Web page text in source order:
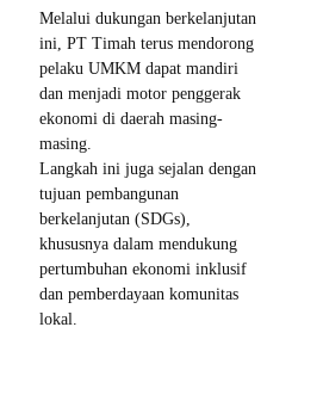
Melalui dukungan berkelanjutan
ini, PT Timah terus mendorong
pelaku UMKM dapat mandiri
dan menjadi motor penggerak
ekonomi di daerah masing-
masing.
Langkah ini juga sejalan dengan
tujuan pembangunan
berkelanjutan (SDGs),
khususnya dalam mendukung
pertumbuhan ekonomi inklusif
dan pemberdayaan komunitas
lokal.